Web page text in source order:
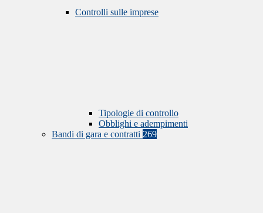
Controlli sulle imprese
Tipologie di controllo
Obblighi e adempimenti
Bandi di gara e contratti 269